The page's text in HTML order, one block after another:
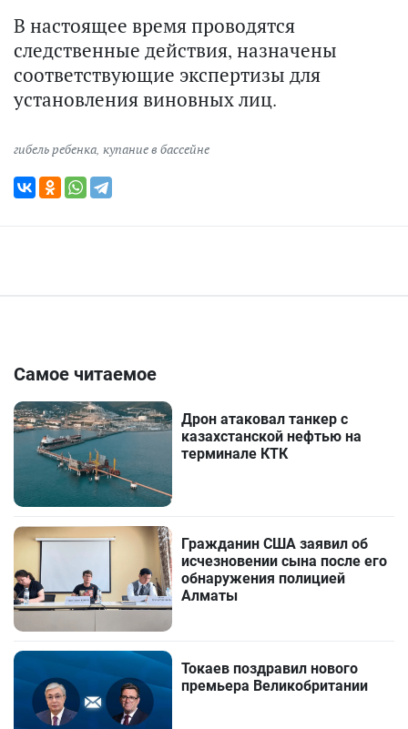
В настоящее время проводятся
следственные действия, назначены
соответствующие экспертизы для
установления виновных лиц.
гибель ребенка купание в бассейне
Самое читаемое
Дрон атаковал танкер с
казахстанской нефтью на
терминале КТК
Гражданин США заявил об
исчезновении сына после его
обнаружения полицией
Алматы
Токаев поздравил нового
премьера Великобритании